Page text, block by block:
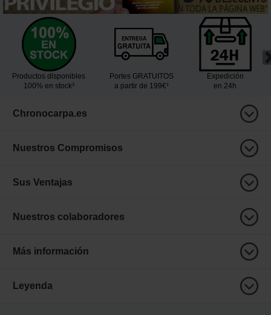
Productos disponibles
100% en stock³
Portes GRATUITOS
a partir de 199€¹
Expedición
en 24h
Chronocarpa.es
Nuestros Compromisos
Sus Ventajas
Nuestros colaboradores
Más información
Leyenda